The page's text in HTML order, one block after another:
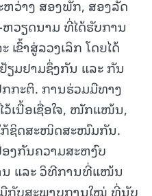
ວ່າງ ສອງພັກ, ສອງລັດ
ຫວຽດນາມ ທີ່ໄດ້ຮັບການ
ເຂົ້າສູ່ລວງເລິກ ໂດຍໄດ້
ມຢາມຊຶ່ງກັນ ແລະ ກັນ
ກະຕິ. ການຮ່ວມມືທາງ
ວ້ເນື້ອເຊື່ອໃຈ, ໜັກແໜ້ນ,
ກ້ຊິດສະໜິດສະໜົມກັນ.
ງກັນຄວາມສະຫງົບ
ແລະ ວິທີການທີ່ແໜ້ນ
ກັບສະພາບການໃໝ່ ທີ່ນັບ